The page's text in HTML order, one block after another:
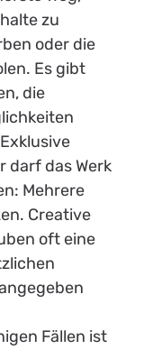
zu
oder die
Es gibt
die
darf das Werk
Mehrere
Creative
oft eine
Fällen ist